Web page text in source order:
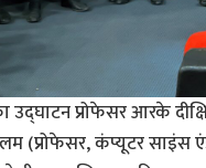
प्रोफेसर आरके
कंप्यूटर साइंस एंड